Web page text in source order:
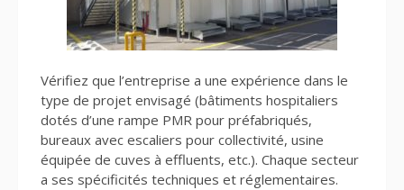
Vérifiez que l’entreprise a une expérience dans le
type de projet envisagé (bâtiments hospitaliers
dotés d’une rampe PMR pour préfabriqués,
bureaux avec escaliers pour collectivité, usine
équipée de cuves à effluents, etc.). Chaque secteur
a ses spécificités techniques et réglementaires.